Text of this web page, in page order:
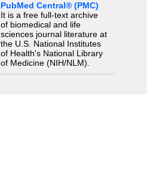
PubMed Central® (PMC)
It is a free full-text archive
of biomedical and life
sciences journal literature at
the U.S. National Institutes
of Health's National Library
of Medicine (NIH/NLM).